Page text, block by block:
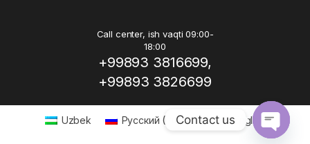
Call center, ish vaqti 09:00-
18:00
+99893 3816699,
+99893 3826699
Uzbek Русский ( Russian) English
Contact us